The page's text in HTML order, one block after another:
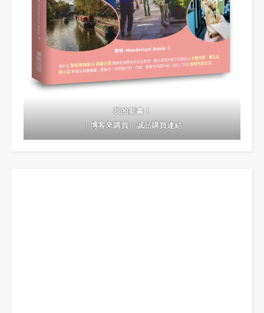
我的新書！
｜博客來購買｜誠品購買連結